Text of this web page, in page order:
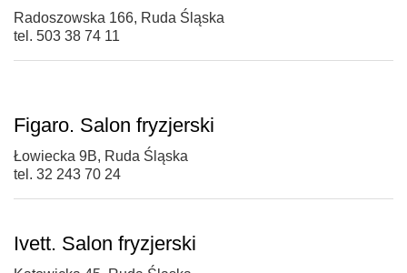
Radoszowska 166, Ruda Śląska
tel. 503 38 74 11
Figaro. Salon fryzjerski
Łowiecka 9B, Ruda Śląska
tel. 32 243 70 24
Ivett. Salon fryzjerski